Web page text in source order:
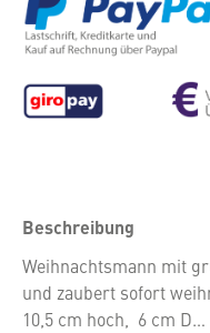
Beschreibung
Weihnachtsmann mit
und zaubert sofort
10,5 cm hoch, 6 cm D…